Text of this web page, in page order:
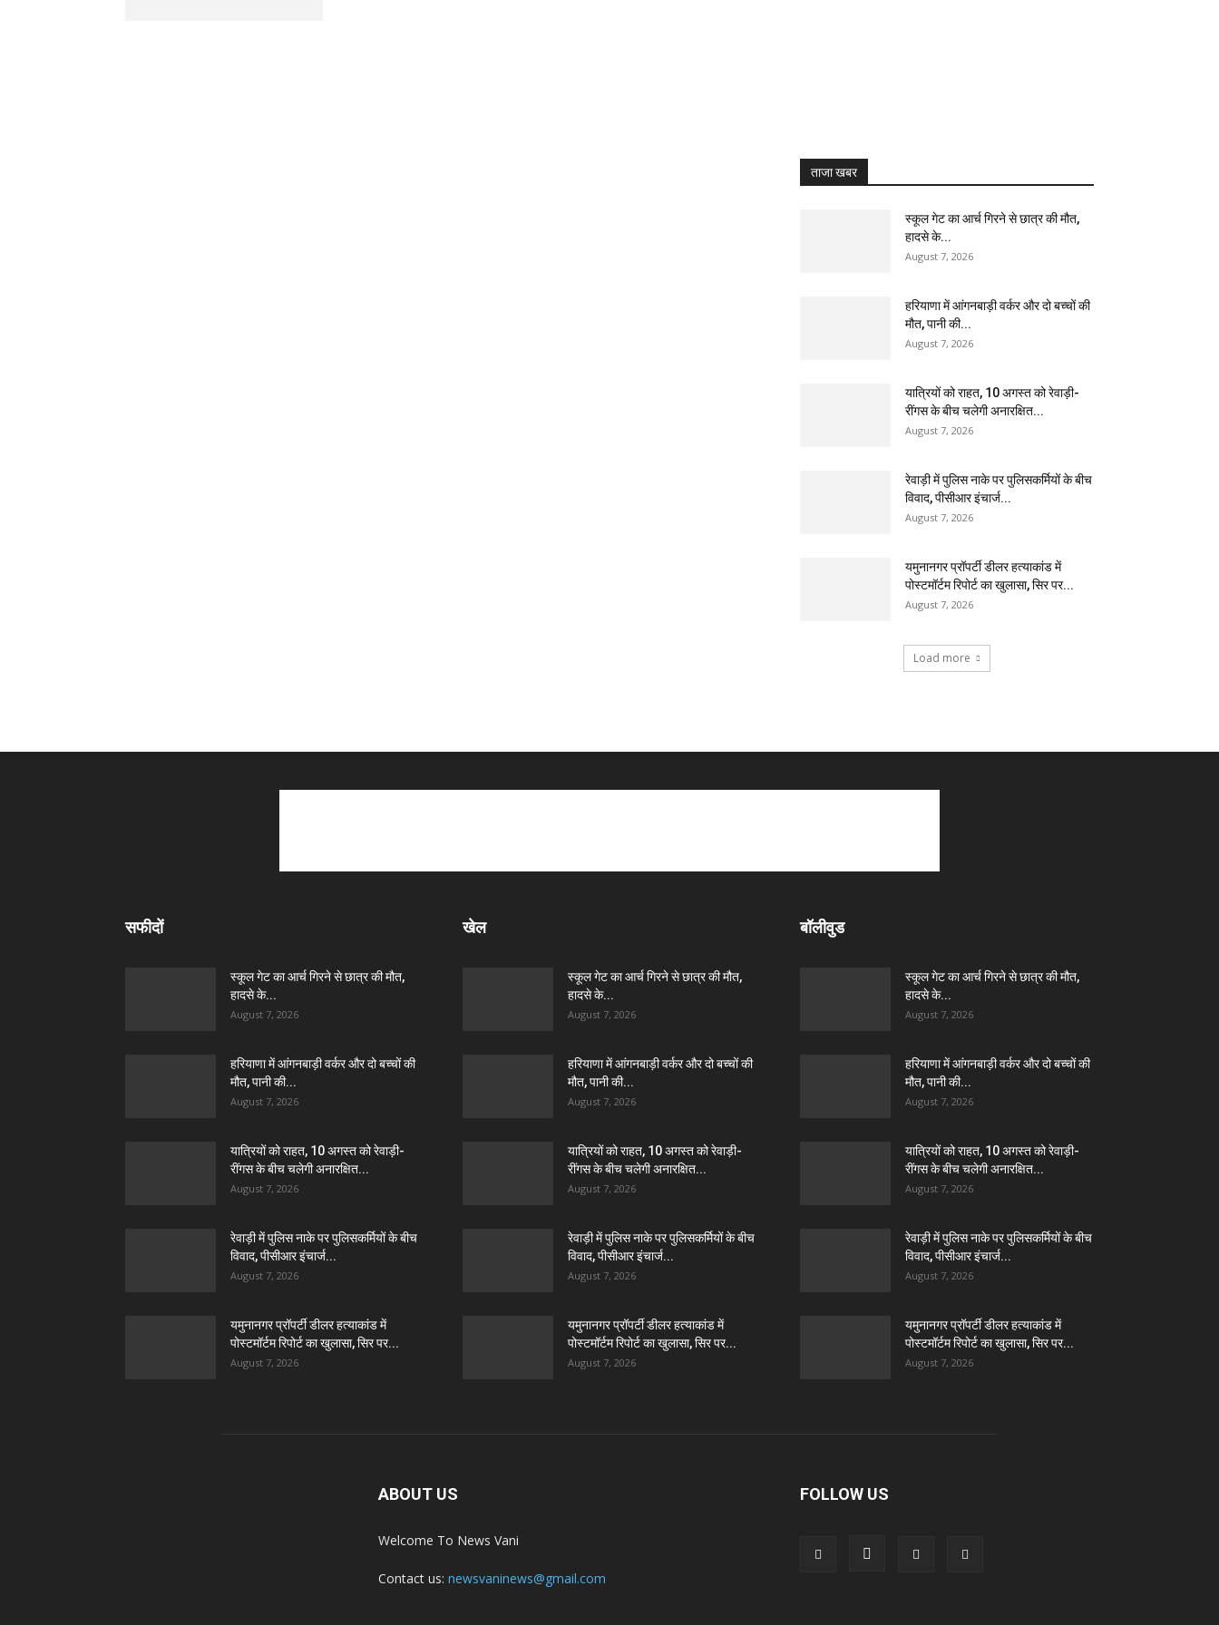
ताजा खबर
स्कूल गेट का आर्च गिरने से छात्र की मौत,
हादसे के...
August 7, 2026
हरियाणा में आंगनबाड़ी वर्कर और दो बच्चों की
मौत, पानी की...
August 7, 2026
यात्रियों को राहत, 10 अगस्त को रेवाड़ी-
रींगस के बीच चलेगी अनारक्षित...
August 7, 2026
रेवाड़ी में पुलिस नाके पर पुलिसकर्मियों के बीच
विवाद, पीसीआर इंचार्ज...
August 7, 2026
यमुनानगर प्रॉपर्टी डीलर हत्याकांड में
पोस्टमॉर्टम रिपोर्ट का खुलासा, सिर पर...
August 7, 2026
Load more
सफीदों
स्कूल गेट का आर्च गिरने से छात्र की मौत,
हादसे के...
August 7, 2026
हरियाणा में आंगनबाड़ी वर्कर और दो बच्चों की
मौत, पानी की...
August 7, 2026
यात्रियों को राहत, 10 अगस्त को रेवाड़ी-
रींगस के बीच चलेगी अनारक्षित...
August 7, 2026
रेवाड़ी में पुलिस नाके पर पुलिसकर्मियों के बीच
विवाद, पीसीआर इंचार्ज...
August 7, 2026
यमुनानगर प्रॉपर्टी डीलर हत्याकांड में
पोस्टमॉर्टम रिपोर्ट का खुलासा, सिर पर...
August 7, 2026
खेल
स्कूल गेट का आर्च गिरने से छात्र की मौत,
हादसे के...
August 7, 2026
हरियाणा में आंगनबाड़ी वर्कर और दो बच्चों की
मौत, पानी की...
August 7, 2026
यात्रियों को राहत, 10 अगस्त को रेवाड़ी-
रींगस के बीच चलेगी अनारक्षित...
August 7, 2026
रेवाड़ी में पुलिस नाके पर पुलिसकर्मियों के बीच
विवाद, पीसीआर इंचार्ज...
August 7, 2026
यमुनानगर प्रॉपर्टी डीलर हत्याकांड में
पोस्टमॉर्टम रिपोर्ट का खुलासा, सिर पर...
August 7, 2026
बॉलीवुड
स्कूल गेट का आर्च गिरने से छात्र की मौत,
हादसे के...
August 7, 2026
हरियाणा में आंगनबाड़ी वर्कर और दो बच्चों की
मौत, पानी की...
August 7, 2026
यात्रियों को राहत, 10 अगस्त को रेवाड़ी-
रींगस के बीच चलेगी अनारक्षित...
August 7, 2026
रेवाड़ी में पुलिस नाके पर पुलिसकर्मियों के बीच
विवाद, पीसीआर इंचार्ज...
August 7, 2026
यमुनानगर प्रॉपर्टी डीलर हत्याकांड में
पोस्टमॉर्टम रिपोर्ट का खुलासा, सिर पर...
August 7, 2026
ABOUT US
Welcome To News Vani
Contact us: newsvaninews@gmail.com
FOLLOW US